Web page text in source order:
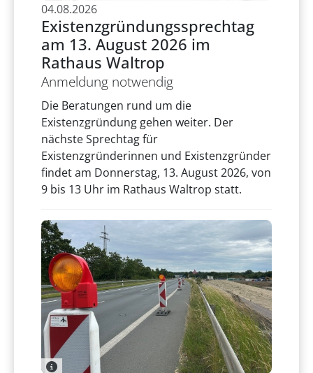
04.08.2026
Existenzgründungssprechtag
am 13. August 2026 im
Rathaus Waltrop
Anmeldung notwendig
Die Beratungen rund um die
Existenzgründung gehen weiter. Der
nächste Sprechtag für
Existenzgründerinnen und Existenzgründer
findet am Donnerstag, 13. August 2026, von
9 bis 13 Uhr im Rathaus Waltrop statt.